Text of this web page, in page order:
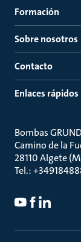
Formación
Sobre nosotros
Contacto
Enlaces rápidos
Bombas
Camino de la
28110 Algete
Tel.: